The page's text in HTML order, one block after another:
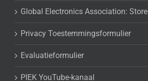
Global Electronics Association: Store
Privacy Toestemmingsformulier
Evaluatieformulier
PIEK YouTube-kanaal